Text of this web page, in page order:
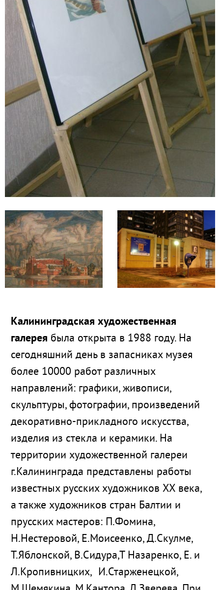
Калининградская художественная
галерея была открыта в 1988 году. На
сегодняшний день в запасниках музея
более 10000 работ различных
направлений: графики, живописи,
скульптуры, фотографии, произведений
декоративно-прикладного искусства,
изделия из стекла и керамики. На
территории художественной галереи
г.Калининграда представлены работы
известных русских художников ХХ века,
а также художников стран Балтии и
прусских мастеров: П.Фомина,
Н.Нестеровой, Е.Моисеенко, Д.Скулме,
Т.Яблонской, В.Сидура,Т Назаренко, Е. и
Л.Кропивницких, И.Старженецкой,